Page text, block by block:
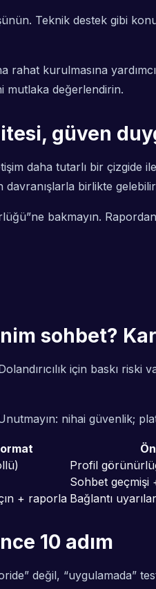
Teknik destek gibi
kurulmasına
mutlaka değerlendirin.
güven
daha tutarlı bir çizgide
davranışlarla birlikte
bakmayın.
sohbet?
için baskı
nihai güvenlik;
Profil
Sohbet geçmişi
+ raporla Bağlantı
10 adım
değil, “uygulamada”